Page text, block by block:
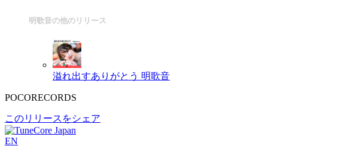
明歌音の他のリリース
溢れ出すありがとう 明歌音
POCORECORDS
このリリースをシェア
EN